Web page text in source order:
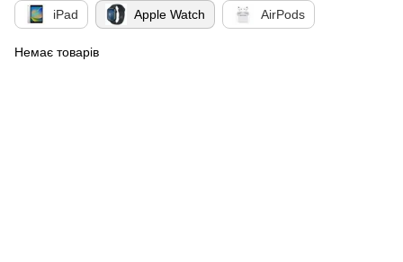
iPad Apple Watch AirPods
Немає товарів